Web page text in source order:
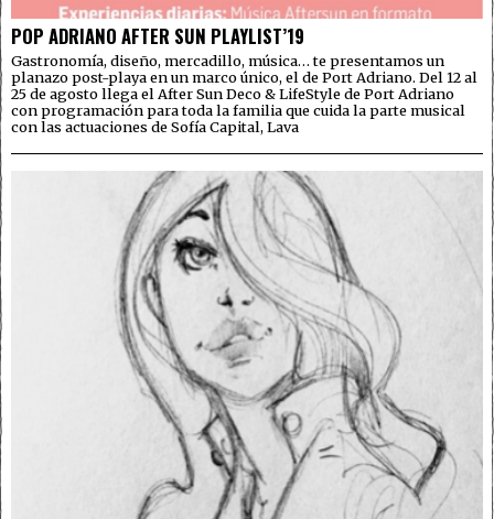
POP ADRIANO AFTER SUN PLAYLIST’19
Gastronomía, diseño, mercadillo, música… te presentamos un
planazo post-playa en un marco único, el de Port Adriano. Del 12 al
25 de agosto llega el After Sun Deco & LifeStyle de Port Adriano
con programación para toda la familia que cuida la parte musical
con las actuaciones de Sofía Capital, Lava